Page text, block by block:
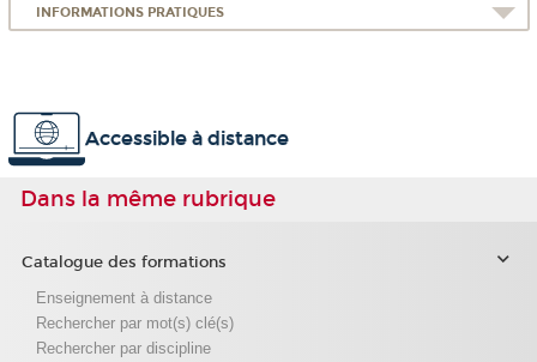
INFORMATIONS PRATIQUES
Accessible à distance
Dans la même rubrique
Catalogue des formations
Enseignement à distance
Rechercher par mot(s) clé(s)
Rechercher par discipline